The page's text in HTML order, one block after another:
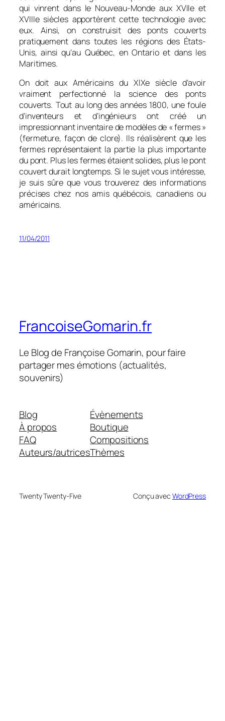
qui vinrent dans le Nouveau-Monde aux XVIIe et
XVIIIe siècles apportèrent cette technologie avec
eux. Ainsi, on construisit des ponts couverts
pratiquement dans toutes les régions des États-
Unis, ainsi qu’au Québec, en Ontario et dans les
Maritimes.
On doit aux Américains du XIXe siècle d’avoir
vraiment perfectionné la science des ponts
couverts. Tout au long des années 1800, une foule
d’inventeurs et d’ingénieurs ont créé un
impressionnant inventaire de modèles de « fermes »
(fermeture, façon de clore). Ils réalisèrent que les
fermes représentaient la partie la plus importante
du pont. Plus les fermes étaient solides, plus le pont
couvert durait longtemps. Si le sujet vous intéresse,
je suis sûre que vous trouverez des informations
précises chez nos amis québécois, canadiens ou
américains.
11/04/2011
FrancoiseGomarin.fr
Le Blog de Françoise Gomarin, pour faire
partager mes émotions (actualités,
souvenirs)
Blog
À propos
FAQ
Auteurs/autrices
Évènements
Boutique
Compositions
Thèmes
Twenty Twenty-Five Conçu avec WordPress